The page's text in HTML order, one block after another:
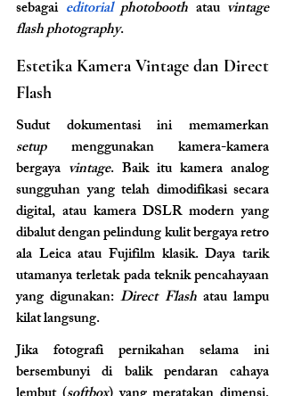
sebagai editorial photobooth atau vintage
flash photography.
Estetika Kamera Vintage dan Direct
Flash
setup menggunakan kamera-kamera
bergaya vintage. Baik itu kamera analog
sungguhan yang telah dimodifikasi secara
digital, atau kamera DSLR modern yang
dibalut dengan pelindung kulit bergaya retro
ala Leica atau Fujifilm klasik. Daya tarik
utamanya terletak pada teknik pencahayaan
yang digunakan: Direct Flash atau lampu
kilat langsung.
Jika fotografi pernikahan selama ini
bersembunyi di balik pendaran cahaya